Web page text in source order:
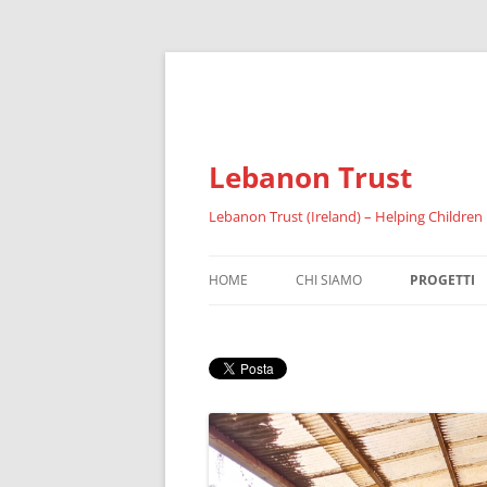
Lebanon Trust
Lebanon Trust (Ireland) – Helping Children
HOME CHI SIAMO PROGETTI
RIFUGIATI
RISULTATI